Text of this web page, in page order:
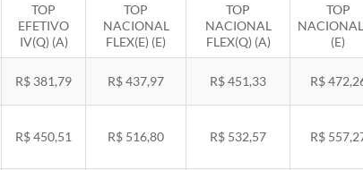
TOP
EFETIVO
IV(Q) (A)
TOP
NACIONAL
FLEX(E) (E)
TOP
NACIONAL
FLEX(Q) (A)
TOP
(E)
R$ 381,79 R$ 437,97 R$ 451,33 R$
R$ 450,51 R$ 516,80 R$ 532,57 R$